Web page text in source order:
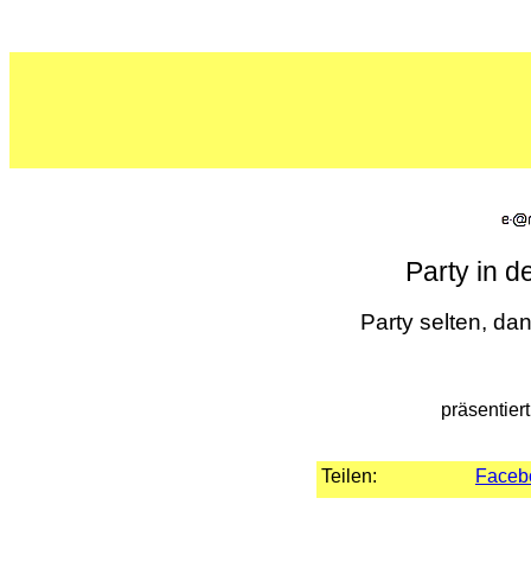
Party in
Party selten,
Teilen: